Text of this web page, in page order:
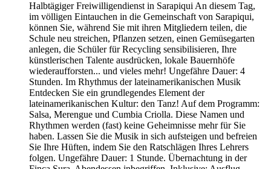
Halbtägiger Freiwilligendienst in Sarapiqui An diesem Tag,
im völligen Eintauchen in die Gemeinschaft von Sarapiqui,
können Sie, während Sie mit ihren Mitgliedern teilen, die
Schule neu streichen, Pflanzen setzen, einen Gemüsegarten
anlegen, die Schüler für Recycling sensibilisieren, Ihre
künstlerischen Talente ausdrücken, lokale Bauernhöfe
wiederaufforsten... und vieles mehr! Ungefähre Dauer: 4
Stunden. Im Rhythmus der lateinamerikanischen Musik
Entdecken Sie ein grundlegendes Element der
lateinamerikanischen Kultur: den Tanz! Auf dem Programm:
Salsa, Merengue und Cumbia Criolla. Diese Namen und
Rhythmen werden (fast) keine Geheimnisse mehr für Sie
haben. Lassen Sie die Musik in sich aufsteigen und befreien
Sie Ihre Hüften, indem Sie den Ratschlägen Ihres Lehrers
folgen. Ungefähre Dauer: 1 Stunde. Übernachtung in der